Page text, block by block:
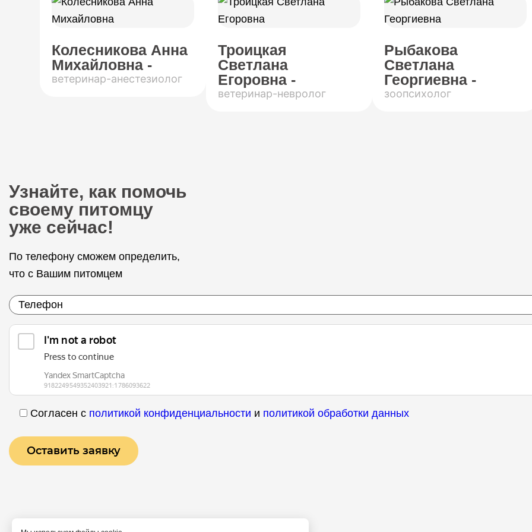
Колесникова Анна
Михайловна -
ветеринар-анестезиолог
Троицкая
Светлана
Егоровна -
ветеринар-невролог
Рыбакова
Светлана
Георгиевна -
зоопсихолог
Узнайте, как помочь
своему питомцу
уже сейчас!
По телефону сможем определить,
что с Вашим питомцем
Согласен с политикой конфиденциальности и политикой обработки данных